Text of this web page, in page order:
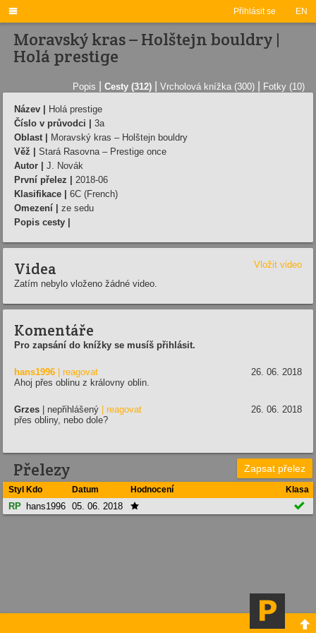
Přihlásit se EN

Moravský kras – Holštejn bouldry |
Holá prestige
Popis Cesty (312) Vrcholová knížka (300) Fotky (10)
Název |
Holá prestige
Číslo v průvodci |
3a
Oblast |
Moravský kras – Holštejn bouldry
Věž |
Stará Rasovna – Prestige once
Autor |
J. Novák
První přelez |
2018-06
Klasifikace |
6C (French)
Omezení |
ze sedu
Popis cesty |
Videa
Vložit video
Zatím nebylo vloženo žádné video.
Komentáře
Pro zapsání do knížky se musíš přihlásit.
hans1996 | reagovat
26. 06. 2018
Ahoj přes oblinu z královny oblin.
Grzes | nepřihlášený | reagovat
26. 06. 2018
přes obliny, nebo dole?
Přelezy Zapsat přelez
Styl Kdo Datum Hodnocení Klasa
RP hans1996 05. 06. 2018  
